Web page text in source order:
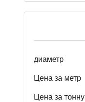
диаметр
Цена за метр
Цена за тонну